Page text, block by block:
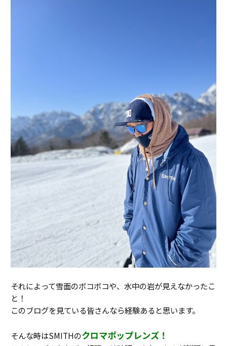
それによって雪面のボコボコや、水中の岩が見えなかったこ
と！
このブログを見ている皆さんなら経験あると思います。
そんな時はSMITHのクロマポップレンズ！